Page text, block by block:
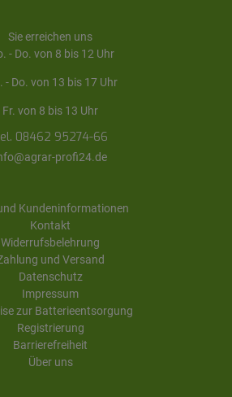
Sie erreichen uns
- Do. von 8 bis 12 Uhr
- Do. von 13 bis 17 Uhr
Fr. von 8 bis 13 Uhr
08462 95274-66
profi24.de
Kundeninformationen
Kontakt
Widerrufsbelehrung
und Versand
Datenschutz
Impressum
zur Batterieentsorgung
Registrierung
Barrierefreiheit
Über uns